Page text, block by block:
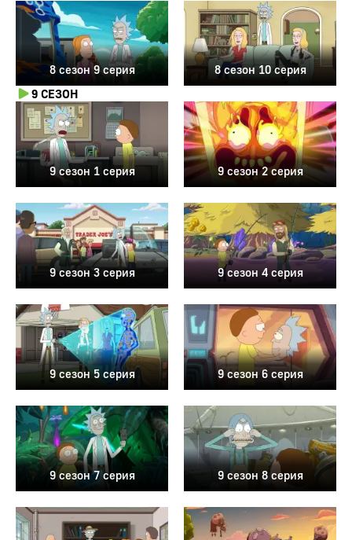
8 сезон 9 серия
8 сезон 10 серия
9 СЕЗОН
9 сезон 1 серия 9 сезон 2 серия
9 сезон 3 серия 9 сезон 4 серия
9 сезон 5 серия 9 сезон 6 серия
9 сезон 7 серия 9 сезон 8 серия